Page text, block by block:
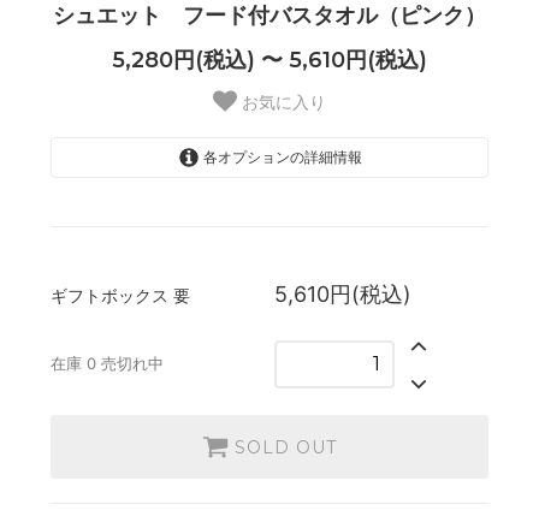
シュエット フード付バスタオル（ピンク）
5,280円(税込) 〜 5,610円(税込)
お気に入り
各オプションの詳細情報
不要
ギフトボックス要 5,610円(税込)
在庫 0 売切れ中
SOLD OUT